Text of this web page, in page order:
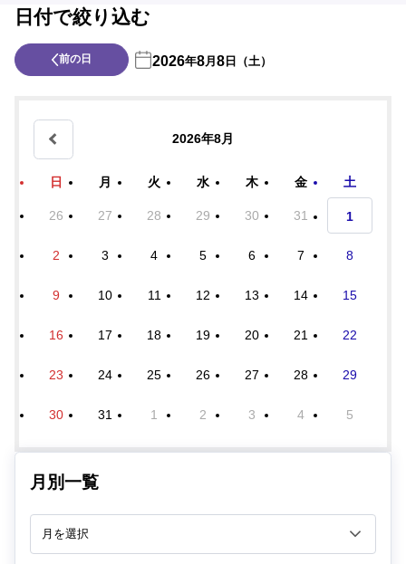
日付で絞り込む
前の日 2026年8月 8 日（土）
2026年8月
日 月 火 水 木 金 土
26 27 28 29 30 31 1
2 3 4 5 6 7 8
9 10 11 12 13 14 15
16 17 18 19 20 21 22
23 24 25 26 27 28 29
30 31 1 2 3 4 5
月別一覧